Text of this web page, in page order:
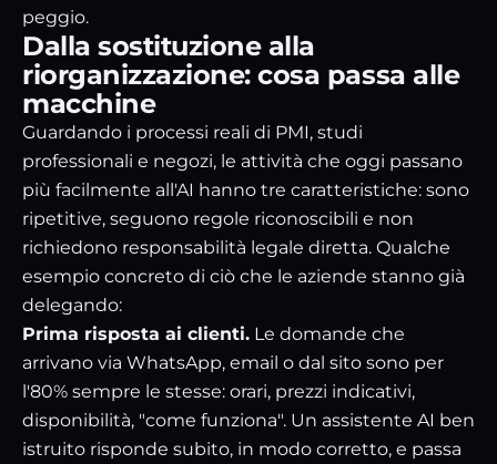
peggio.
Dalla sostituzione alla
riorganizzazione: cosa passa alle
macchine
Guardando i processi reali di PMI, studi
professionali e negozi, le attività che oggi passano
più facilmente all'AI hanno tre caratteristiche: sono
ripetitive, seguono regole riconoscibili e non
richiedono responsabilità legale diretta. Qualche
esempio concreto di ciò che le aziende stanno già
delegando:
Prima risposta ai clienti. Le domande che
arrivano via WhatsApp, email o dal sito sono per
l'80% sempre le stesse: orari, prezzi indicativi,
disponibilità, "come funziona". Un assistente AI ben
istruito risponde subito, in modo corretto, e passa